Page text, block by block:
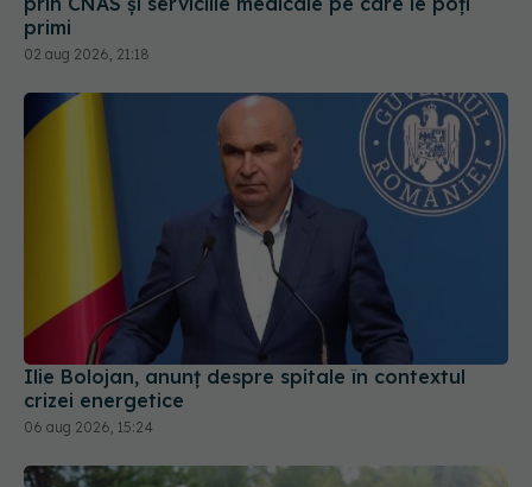
Ilie Bolojan, anunț despre spitale în contextul
crizei energetice
06 aug 2026, 15:24